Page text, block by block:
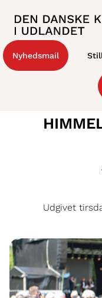
Nyhedsmail
Udgivet